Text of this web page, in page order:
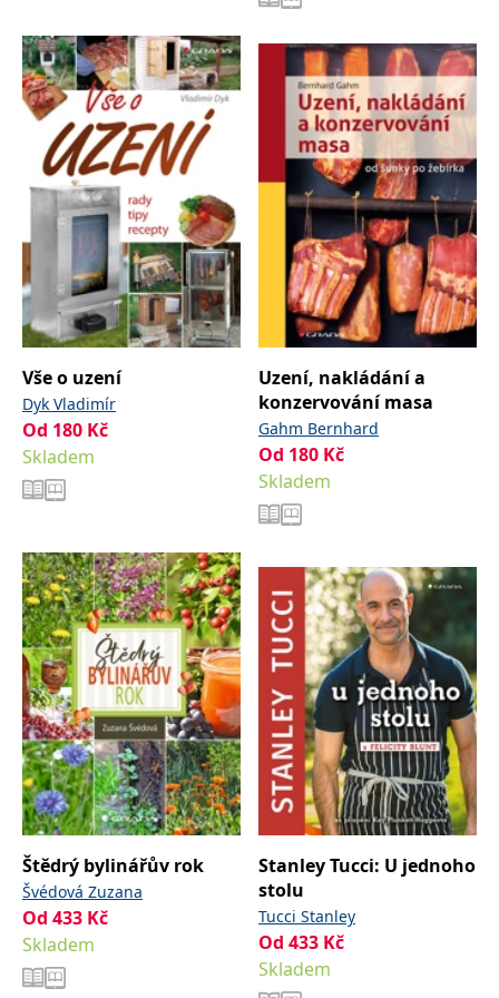
Vše o uzení
Dyk Vladimír
Od 180 Kč
Skladem
Uzení, nakládání a
konzervování masa
Gahm Bernhard
Od 180 Kč
Skladem
Štědrý bylinářův rok
Švédová Zuzana
Od 433 Kč
Skladem
Stanley Tucci: U jednoho
stolu
Tucci Stanley
Od 433 Kč
Skladem
Google LLC
.doubleclick.net
nastavuje společnost
Doubleclick a provádí
informace o tom, jak
koncový uživatel používá
webové stránky a
jakoukoli reklamu,
kterou koncový uživatel
mohl vidět před
návštěvou uvedeného
webu.
uid
.adform.net
Tento soubor cookie
poskytuje jednoznačně
přiřazené strojově
generované ID uživatele
a shromažďuje údaje o
aktivitě na webu. Tato
data mohou být
odeslána k analýze a
hlášení třetí straně.